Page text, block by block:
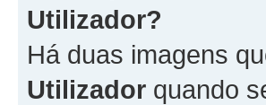
Utilizador?
Há duas imagens
Utilizador quando